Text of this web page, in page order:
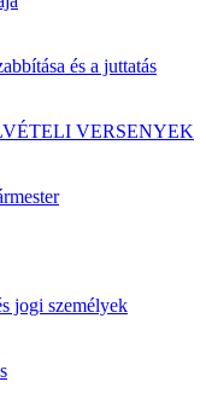
és a juttatás
VERSENYEK
jogi személyek